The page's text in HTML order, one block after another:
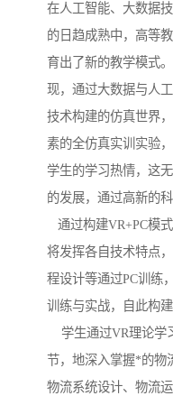
在人工智能、大数据
的日趋成熟中，高等
育出了新的教学模式
现，通过大数据与人
技术构建的仿真世界
素的全仿真实训实验
学生的学习热情，这
的发展，通过高新的
通过构建VR+PC模
将发挥各自技术特点
程设计等通过PC训练
训练与实战，自此构
学生通过VR理论学
节，地深入掌握*的物
物流系统设计、物流